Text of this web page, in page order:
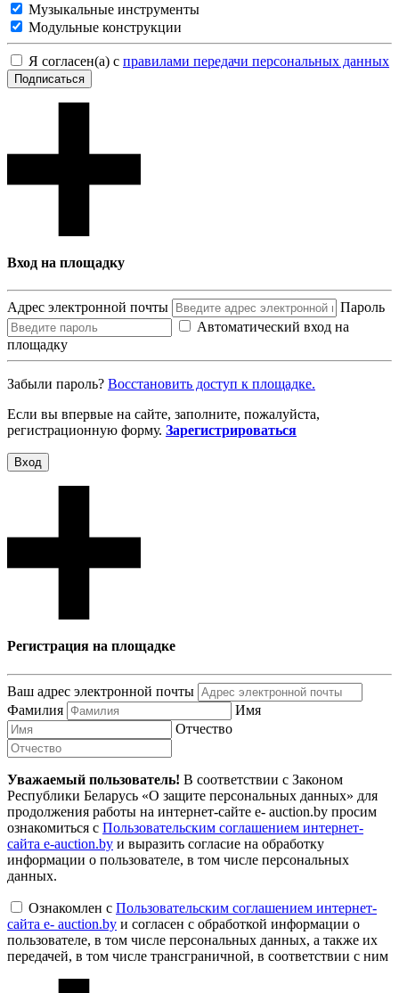
Музыкальные инструменты
Модульные конструкции
Я согласен(а) с правилами передачи персональных данных
Подписаться
Вход на площадку
Адрес электронной почты
Пароль
Автоматический вход на
площадку
Забыли пароль? Восcтановить доступ к площадке.
Если вы впервые на сайте, заполните, пожалуйста,
регистрационную форму. Зарегистрироваться
Вход
Регистрация на площадке
Ваш адрес электронной почты
Фамилия
Имя
Отчество
Уважаемый пользователь! В соответствии с Законом
Республики Беларусь «О защите персональных данных» для
продолжения работы на интернет-сайте e- auction.by просим
ознакомиться с Пользовательским соглашением интернет-
сайта e-auction.by и выразить согласие на обработку
информации о пользователе, в том числе персональных
данных.
Ознакомлен с Пользовательским соглашением интернет-
сайта e- auction.by и согласен с обработкой информации о
пользователе, в том числе персональных данных, а также их
передачей, в том числе трансграничной, в соответствии с ним